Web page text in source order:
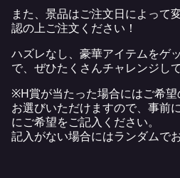
また、景品はご注文日によって
認の上ご注文ください！
ハズレなし、豪華アイテムをゲ
で、ぜひたくさんチャレンジし
※H賞が当たった場合にはご希
お選びいただけますので、事前
にご希望をご記入ください。
記入がない場合にはランダムで